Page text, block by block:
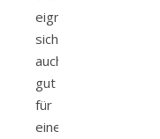
eignet
sich
auch
gut
für
einen